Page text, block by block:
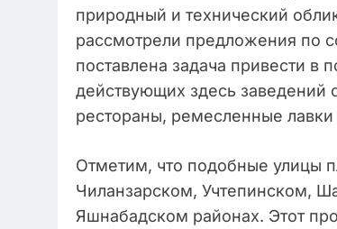
природный и технический
рассмотрели предложения по
поставлена задача привести в
действующих здесь заведений
рестораны, ремесленные лавки
Отметим, что подобные улицы
Чиланзарском, Учтепинском,
Яшнабадском районах. Этот